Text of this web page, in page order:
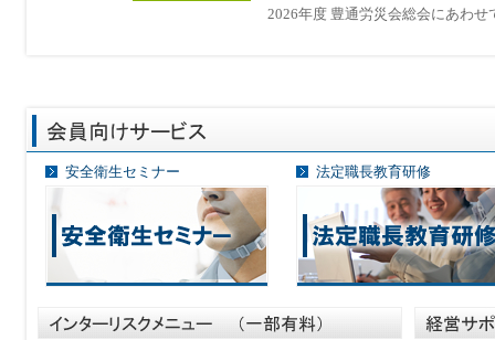
2026年度 豊通労災会総会にあわせ
安全衛生セミナー 法定職長教育研修